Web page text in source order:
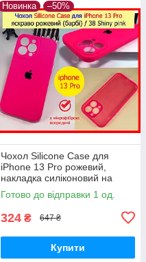
Новинка –50%
Чохол Silicone Case для
iPhone 13 Pro рожевий,
накладка силіконовий на
АйФОН 13 ПРО — SHINY
PINK (38 колір)
Готово до відправки 1 од.
324 ₴ 647 ₴
Купити